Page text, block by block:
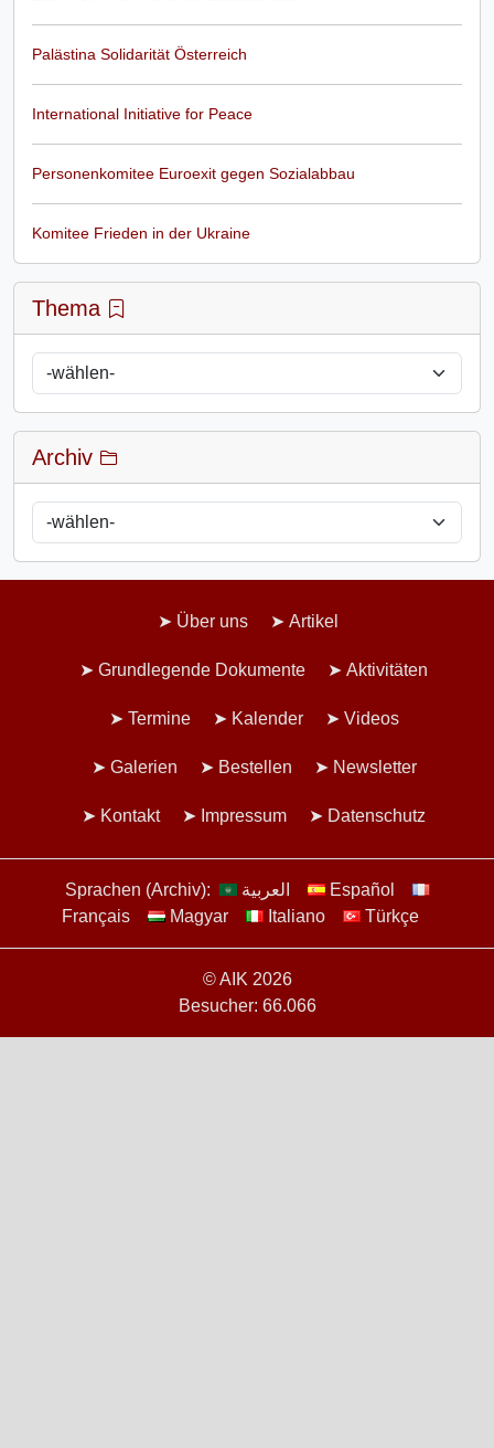
Palästina Solidarität Österreich
International Initiative for Peace
Personenkomitee Euroexit gegen Sozialabbau
Komitee Frieden in der Ukraine
Thema
Archiv
Über uns Artikel
Grundlegende Dokumente Aktivitäten
Termine Kalender Videos
Galerien Bestellen Newsletter
Kontakt Impressum Datenschutz
Sprachen (Archiv): العربية
Español
Français
Magyar Italiano Türkçe
© AIK 2026
Besucher: 66.066